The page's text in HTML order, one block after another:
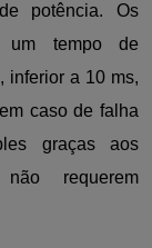
potência. Os
um tempo de
inferior a 10 ms,
caso de falha
graças aos
requerem